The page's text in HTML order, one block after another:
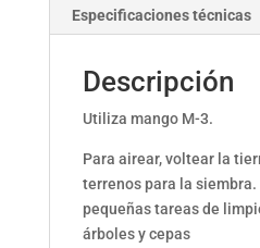
Especificaciones técnicas
Descripción
Utiliza mango M-3.
Para airear, voltear la
terrenos para la
pequeñas tareas de
árboles y cepas